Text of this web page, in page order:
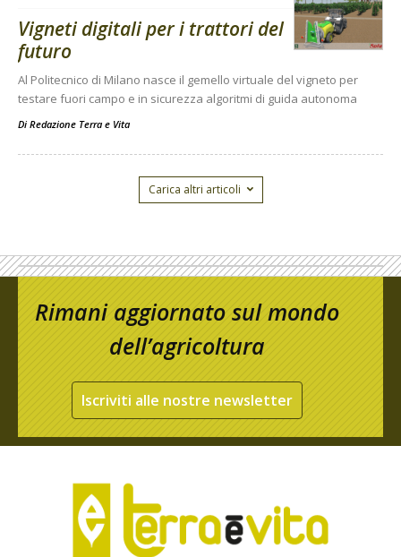
Vigneti digitali per i trattori del
futuro
Al Politecnico di Milano nasce il gemello virtuale del vigneto per
testare fuori campo e in sicurezza algoritmi di guida autonoma
Di Redazione Terra e Vita
Carica altri articoli
Rimani aggiornato sul mondo
dell’agricoltura
Iscriviti alle nostre newsletter